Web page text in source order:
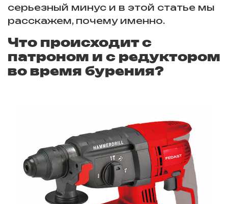
серьезный минус и в этой статье мы
расскажем, почему именно.
Что происходит с
патроном и с редуктором
во время бурения?